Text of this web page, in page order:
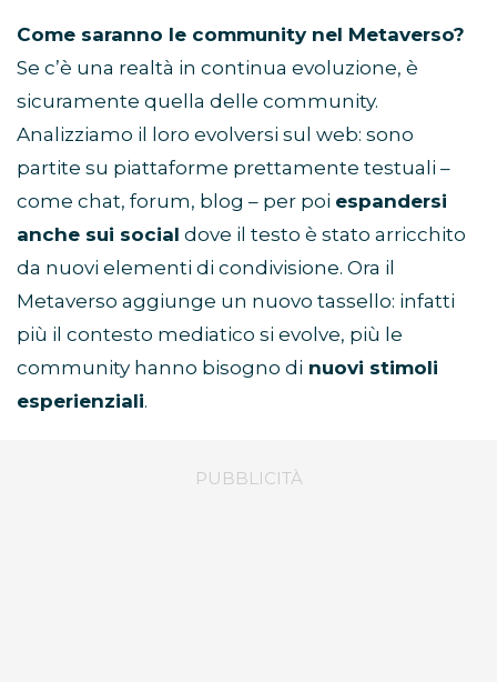
Come saranno le community nel Metaverso?
Se c’è una realtà in continua evoluzione, è
sicuramente quella delle community.
Analizziamo il loro evolversi sul web: sono
partite su piattaforme prettamente testuali –
come chat, forum, blog – per poi espandersi
anche sui social dove il testo è stato arricchito
da nuovi elementi di condivisione. Ora il
Metaverso aggiunge un nuovo tassello: infatti
più il contesto mediatico si evolve, più le
community hanno bisogno di nuovi stimoli
esperienziali.